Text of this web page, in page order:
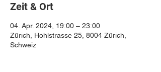
Zeit & Ort
04. Apr. 2024, 19:00 – 23:00
Zürich, Hohlstrasse 25, 8004 Zürich,
Schweiz